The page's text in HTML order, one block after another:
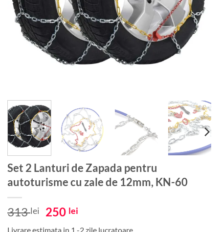
Set 2 Lanturi de Zapada pentru
autoturisme cu zale de 12mm, KN-60
313lei
Prețul
250 lei
Livrare estimata in 1 -2 zile lucratoare